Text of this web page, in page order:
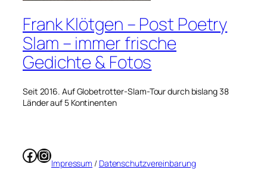
Frank Klötgen – Post Poetry
Slam – immer frische
Gedichte & Fotos
Seit 2016. Auf Globetrotter-Slam-Tour durch bislang 38
Länder auf 5 Kontinenten
Facebook
Instagram
Impressum / Datenschutzvereinbarung